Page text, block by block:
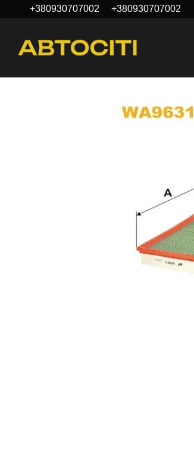
Перейти к основному контенту
+380930707002 +380930707002